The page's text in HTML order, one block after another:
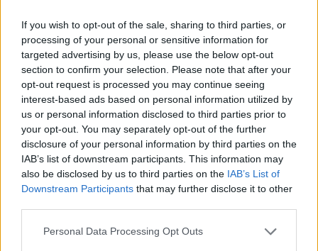
If you wish to opt-out of the sale, sharing to third parties, or
processing of your personal or sensitive information for
targeted advertising by us, please use the below opt-out
section to confirm your selection. Please note that after your
opt-out request is processed you may continue seeing
interest-based ads based on personal information utilized by
us or personal information disclosed to third parties prior to
your opt-out. You may separately opt-out of the further
disclosure of your personal information by third parties on the
IAB’s list of downstream participants. This information may
also be disclosed by us to third parties on the IAB’s List of
Downstream Participants that may further disclose it to other
Personal Data Processing Opt Outs
Komentuoti gali tik Lrytas registruoti vartotojai.
Prisijunkite prie registruotų vartotojų
bendruomenės ir bendraukite komentaruose!
Rodyti komentarus
Prisijungti komentatoriams